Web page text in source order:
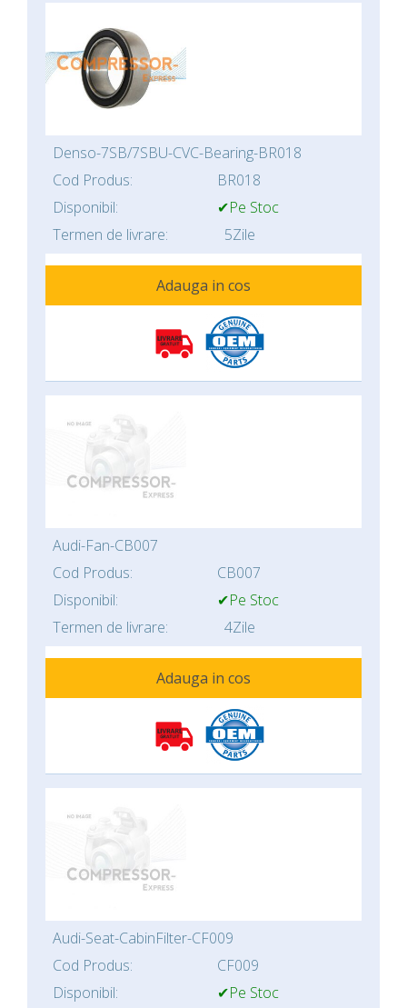
Denso-7SB/7SBU-CVC-Bearing-BR018
Cod Produs:
BR018
Disponibil:
✔Pe Stoc
Termen de livrare:
5Zile
Adauga in cos
Audi-Fan-CB007
Cod Produs:
CB007
Disponibil:
✔Pe Stoc
Termen de livrare:
4Zile
Adauga in cos
Audi-Seat-CabinFilter-CF009
Cod Produs:
CF009
Disponibil:
✔Pe Stoc